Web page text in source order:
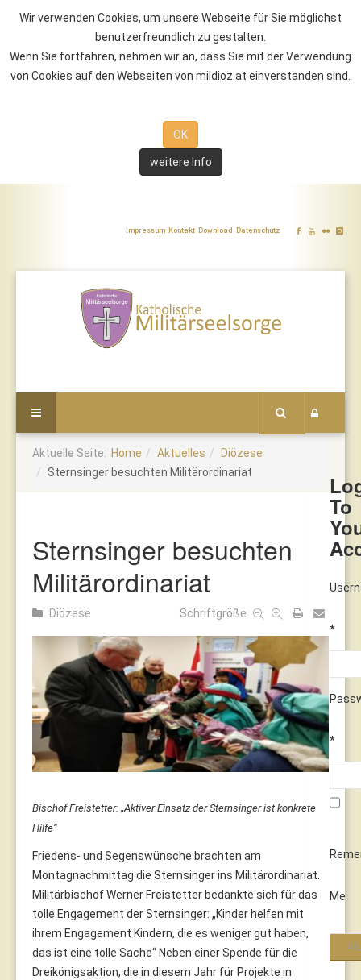
Wir verwenden Cookies, um unsere Webseite für Sie möglichst
benutzerfreundlich zu gestalten.
Wenn Sie fortfahren, nehmen wir an, dass Sie mit der Verwendung
von Cookies auf den Webseiten von mildioz.at einverstanden sind.
OK
weitere Info
Impressum Kontakt Download Datenschutz
To
*
*
Me
Aktuelle Seite: Home Aktuelles
Diözese
Sternsinger besuchten Militärordinariat
Sternsinger besuchten
Militärordinariat
Diözese Schriftgröße
Bischof Freistetter: „Aktiver Einsatz der Sternsinger ist konkrete
Hilfe“
Friedens- und Segenswünsche brachten am
Montagnachmittag die Sternsinger ins Militärordinariat.
Militärbischof Werner Freistetter bedankte sich für das
tolle Engagement der Sternsinger: „Kinder helfen mit
ihrem Engagement Kindern, die es weniger gut haben,
das ist eine tolle Sache“ Neben einer Spende für die
Dreikönigsaktion, die in diesem Jahr für Projekte in